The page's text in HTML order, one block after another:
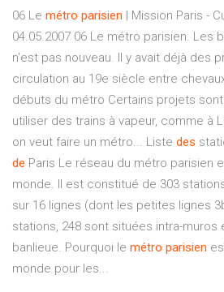
06 Le métro parisien | Mission Paris -
04.05.2007 06 Le métro parisien. Les
n'est pas nouveau. Il y avait déjà des
circulation au 19e siècle entre
débuts du métro Certains projets
utiliser des trains à vapeur, comme à
on veut faire un métro... Liste des
de Paris Le réseau du métro parisien
monde. Il est constitué de 303
sur 16 lignes (dont les petites lignes
stations, 248 sont situées intra-muros
banlieue. Pourquoi le métro parisien
monde pour les...